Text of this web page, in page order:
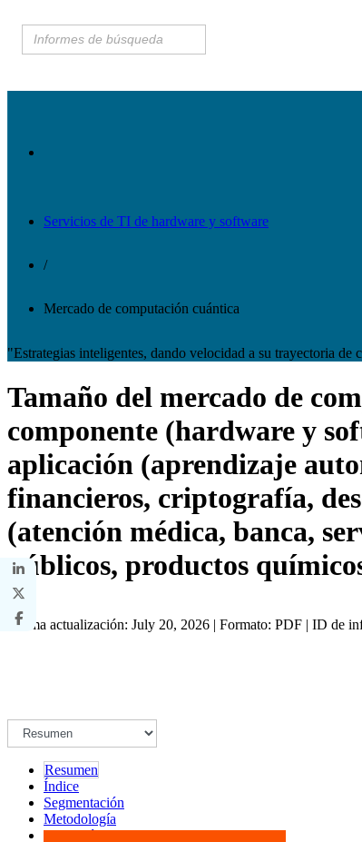
Servicios de TI de hardware y software
/
Mercado de computación cuántica
"Estrategias inteligentes, dando velocidad a su trayectoria de
Tamaño del mercado de
componente (hardware y
aplicación (aprendizaje
financieros, criptografía,
(atención médica, banca,
públicos, productos
Última actualización: July 20, 2026 | Formato: PDF | ID de
Resumen
Índice
Segmentación
Metodología
Infografías